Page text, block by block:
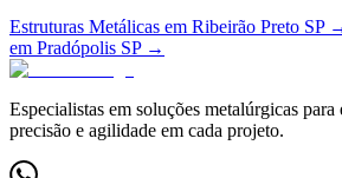
Estruturas Metálicas em Ribeirão Preto SP
em Pradópolis SP→
Especialistas em soluções metalúrgicas para
precisão e agilidade em cada projeto.